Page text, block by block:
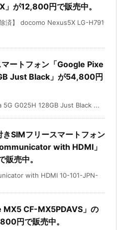
が12,800円で販売中。
除済】 docomo Nexus5X LG-H791
ートフォン「Google Pixe
Just Black」が54,800円
5G G025H 128GB Just Black ...
きSIMフリースマートフォン
with HDMI」
売中。
with HDMI 10-101-JPN-
MX5 CF-MX5PDAVS」の
円で販売中。